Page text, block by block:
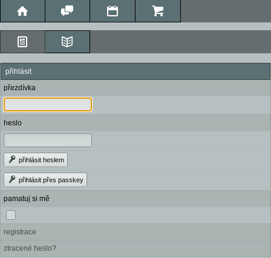
přihlásit
přezdívka
heslo
přihlásit heslem
přihlásit přes passkey
pamatuj si mě
registrace
ztracené heslo?